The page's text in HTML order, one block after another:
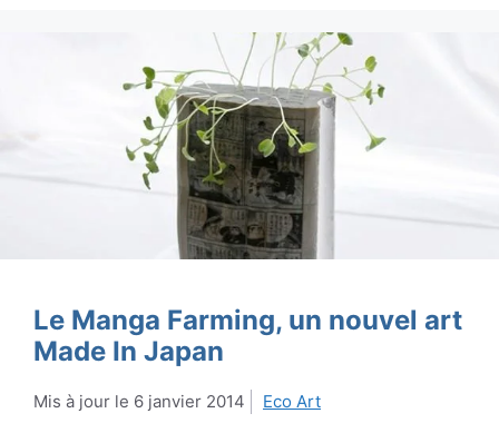
Le Manga Farming, un nouvel art
Made In Japan
6 janvier 2014 Eco Art